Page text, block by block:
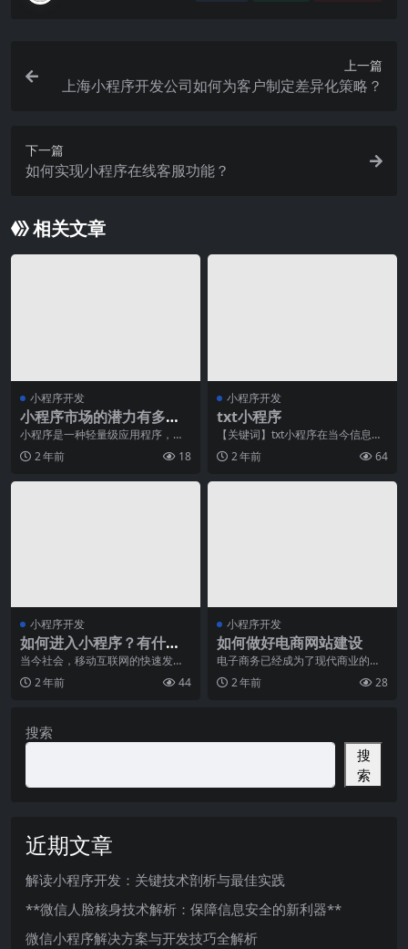
上一篇
上海小程序开发公司如何为客户制定差异化策略？
下一篇
如何实现小程序在线客服功能？
相关文章
小程序开发
小程序市场的潜力有多
大？发展前景如何？
小程序是一种轻量级应用程序，为
用户提供了一种简洁、快速、便捷
的应用体验。它可以在
2 年前 18
小程序开发
txt小程序
【关键词】txt小程序在当今信息化
的时代，人们的生活离不开数字化
和智能化的帮助。
2 年前 64
小程序开发
如何进入小程序？有什么
入口？
当今社会，移动互联网的快速发展
已经成为了我们生活中不可或缺的
一部分。而作为移动互
2 年前 44
小程序开发
如何做好电商网站建设
电子商务已经成为了现代商业的主
流模式，开设一个具有高效功能的
电商网站，对于企业的
2 年前 28
搜索
搜
索
近期文章
解读小程序开发：关键技术剖析与最佳实践
**微信人脸核身技术解析：保障信息安全的新利器**
微信小程序解决方案与开发技巧全解析